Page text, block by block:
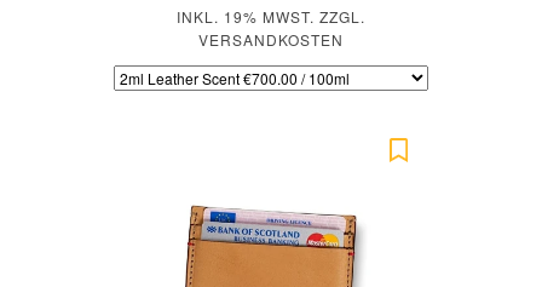
INKL. 19% MWST. ZZGL.
VERSANDKOSTEN